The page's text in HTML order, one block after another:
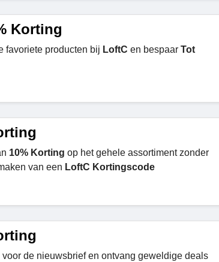
Korting
favoriete producten bij LoftC en bespaar Tot
10% Korting op het gehele assortiment zonder
van een LoftC Kortingscode
voor de nieuwsbrief en ontvang geweldige deals